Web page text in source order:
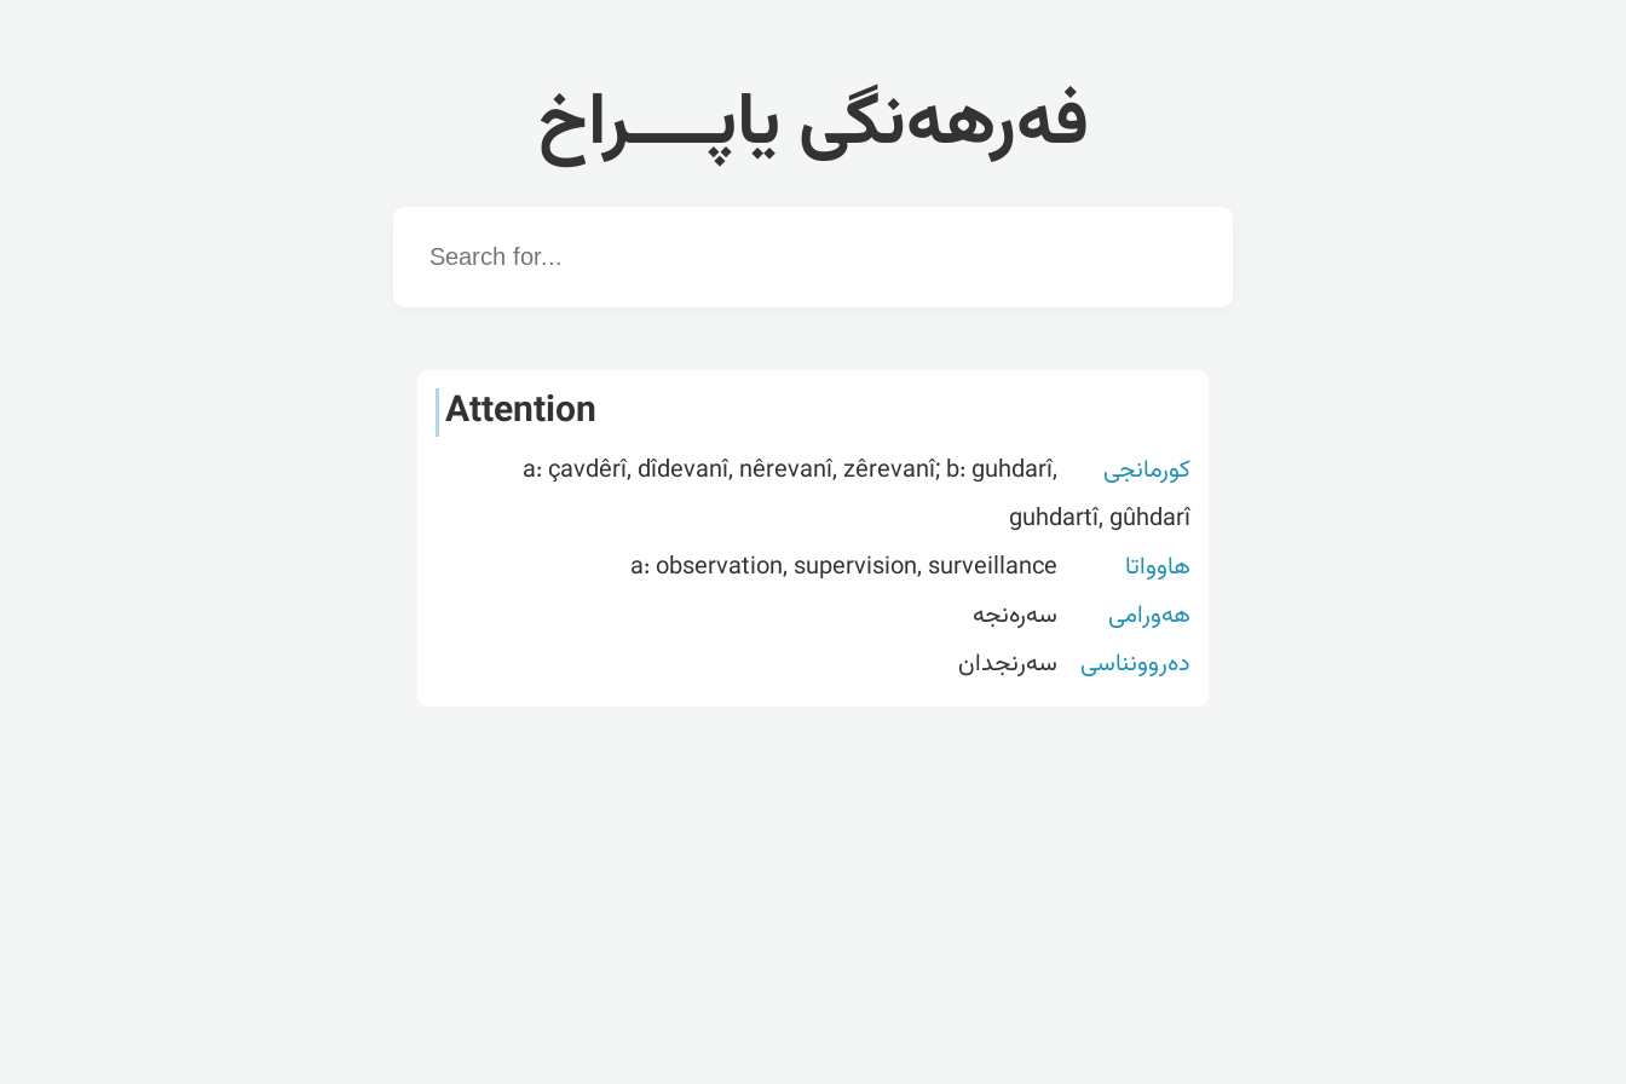
فەرهەنگی یاپــــراخ
Word
Attention
کورمانجی
a: çavdêrî, dîdevanî, nêrevanî, zêrevanî; b: guhdarî,
guhdartî, gûhdarî
هاوواتا
a: observation, supervision, surveillance
هەورامی
سەرەنجە
دەروونناسی
سەرنجدان